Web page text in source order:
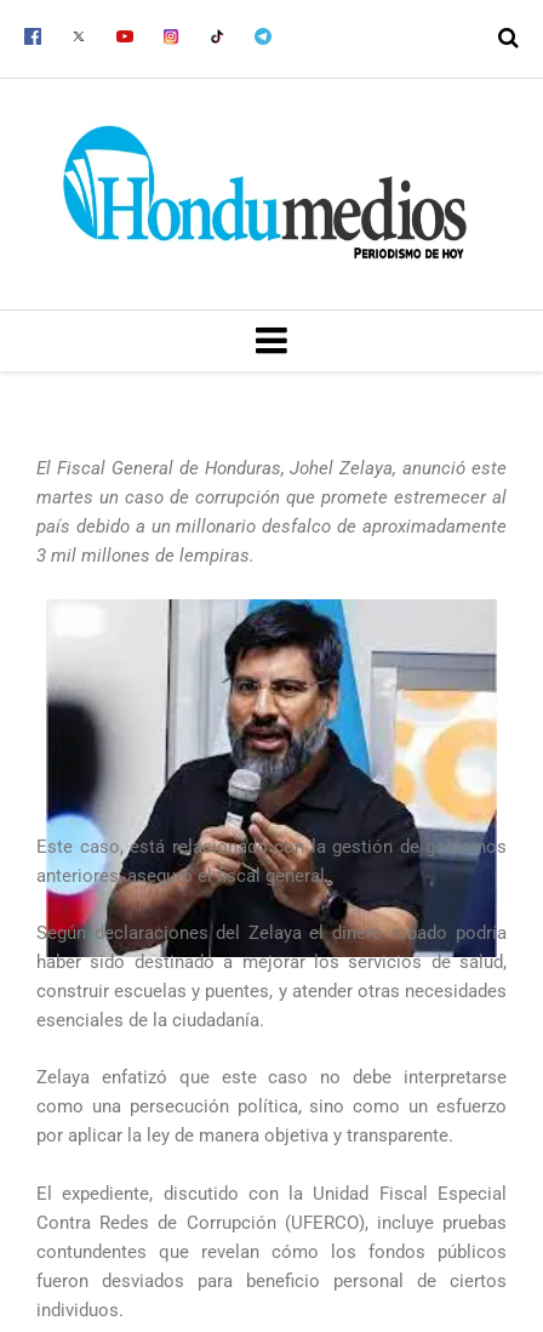
MENU
El Fiscal General de Honduras, Johel Zelaya, anunció este
martes un caso de corrupción que promete estremecer al
país debido a un millonario desfalco de aproximadamente
3 mil millones de lempiras.
Este caso, está relacionado con la gestión de gobiernos
anteriores, aseguró el fiscal general.
Según declaraciones del Zelaya el dinero robado podría
haber sido destinado a mejorar los servicios de salud,
construir escuelas y puentes, y atender otras necesidades
esenciales de la ciudadanía.
Zelaya enfatizó que este caso no debe interpretarse
como una persecución política, sino como un esfuerzo
por aplicar la ley de manera objetiva y transparente.
El expediente, discutido con la Unidad Fiscal Especial
Contra Redes de Corrupción (UFERCO), incluye pruebas
contundentes que revelan cómo los fondos públicos
fueron desviados para beneficio personal de ciertos
individuos.